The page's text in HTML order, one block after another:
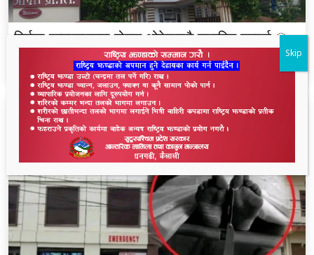
निर्मला हत्याकाण्डमा होटल ओपेराबाटै छानबिन हुनुपर्छ ः
Skip